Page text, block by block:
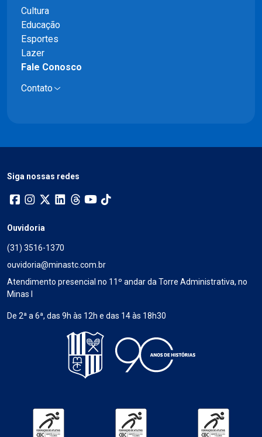
Cultura
Educação
Esportes
Lazer
Fale Conosco
Contato
Siga nossas redes
Ouvidoria
(31) 3516-1370
ouvidoria@minastc.com.br
Atendimento presencial no 11º andar da Torre Administrativa, no
Minas I
De 2ª a 6ª, das 9h às 12h e das 14 às 18h30